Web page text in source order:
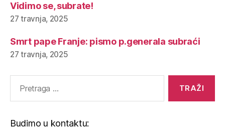
Vidimo se, subrate!
27 travnja, 2025
Smrt pape Franje: pismo p.generala subraći
27 travnja, 2025
Budimo u kontaktu: